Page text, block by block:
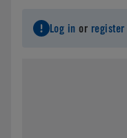
Log in or register